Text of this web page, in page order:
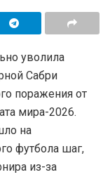
уволила
Сабри
поражения от
мира-2026.
на
футбола шаг,
из-за